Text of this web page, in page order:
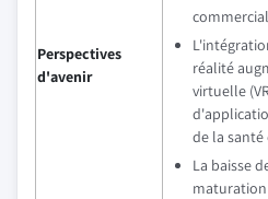
Perspectives
d'avenir
réalité
virtuelle
de la
La baisse